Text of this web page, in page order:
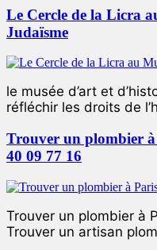
Le Cercle de la Licra
Judaïsme
le musée d’art et
réfléchir les droits de
Trouver un plombier à
40 09 77 16
Trouver un plombier à
Trouver un artisan